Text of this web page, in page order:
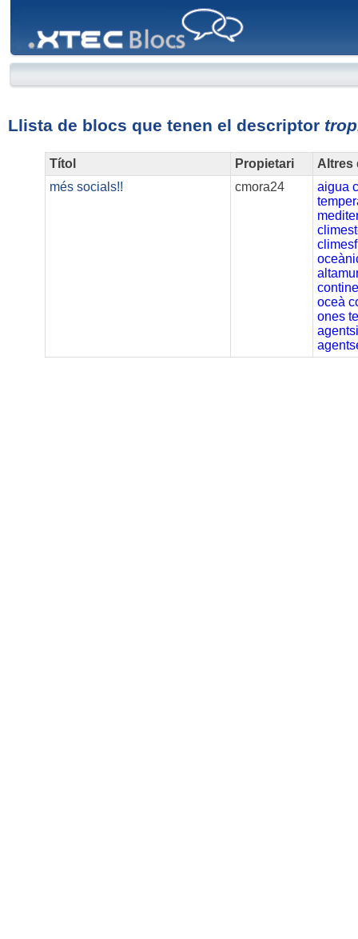
Llista de blocs que tenen el descriptor
Títol Propietari
Altres
més socials!!
cmora24 aigua
oceà
ones